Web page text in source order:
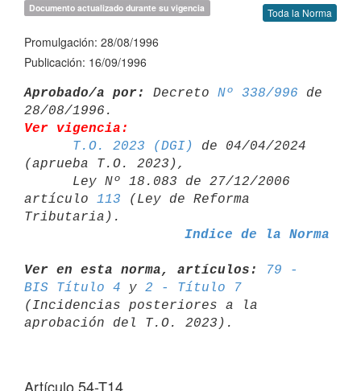
Documento actualizado durante su vigencia Toda la Norma
Promulgación: 28/08/1996
Publicación: 16/09/1996
Aprobado/a por: Decreto Nº 338/996 de
Ver vigencia:
T.O. 2023 (DGI)
de 04/04/2024
(aprueba T.O. 2023),
artículo 113 (Ley de Reforma
Indice de la Norma
Ver en esta norma, artículos:
79 -
BIS Título 4 y 2 - Título 7
(Incidencias posteriores a la
Artículo 54-T14